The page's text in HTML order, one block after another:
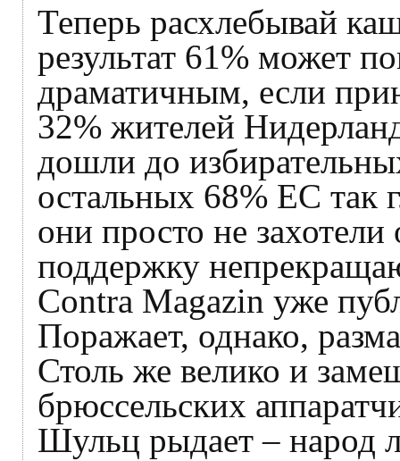
Теперь расхлебывай
результат 61% может
драматичным, если
32% жителей
дошли до
остальных 68% ЕС так
они просто не захотели
поддержку
Contra Magazin уже
Поражает, однако,
Столь же велико и
брюссельских
Шульц рыдает – народ